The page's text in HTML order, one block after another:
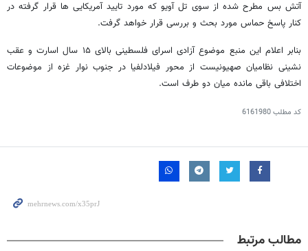
آتش بس مطرح شده از سوی تل آویو که مورد تایید آمریکایی ها قرار گرفته در
کنار پاسخ حماس مورد بحث و بررسی قرار خواهد گرفت.
بنابر اعلام این منبع موضوع آزادی اسرای فلسطینی بالای ۱۵ سال اسارت و عقب
نشینی نظامیان صهیونیست از محور فیلادلفیا در جنوب نوار غزه از موضوعات
اختلافی باقی مانده میان دو طرف است.
کد مطلب6161980
مطالب مرتبط